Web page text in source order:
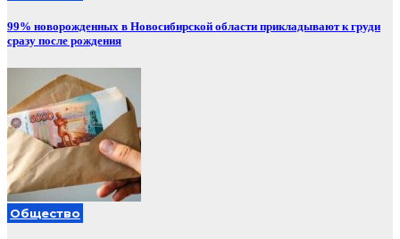
99% новорожденных в Новосибирской области прикладывают к груди
сразу после рождения
Общество